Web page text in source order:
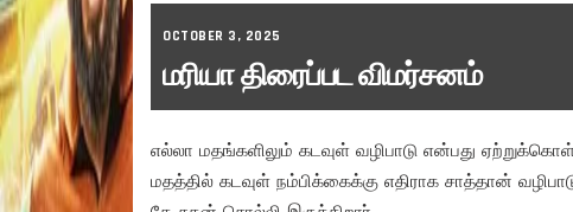
OCTOBER 3, 2025
மரியா திரைப்பட விமர்சனம்
எல்லா மதங்களிலும் கடவுள் வழிபாடு என்பது
மதத்தில் கடவுள் நம்பிக்கைக்கு எதிராக சாத்தான்